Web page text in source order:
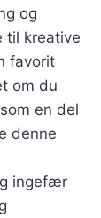
og
til kreative
favorit
om du
en del
denne
ingefær